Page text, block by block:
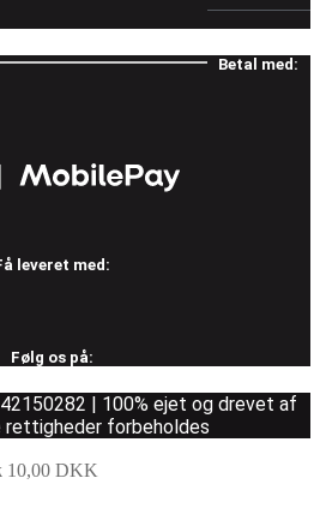
Betal med:
leveret med:
Følg os på:
| 100% ejet og drevet af
rettigheder forbeholdes
10,00 DKK